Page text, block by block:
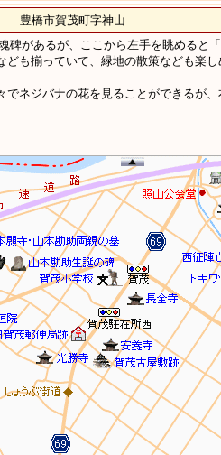
橋市賀茂町字神山
碑があるが、ここから左手を眺める
ども揃っていて、緑地の散策なども楽
でネジバナの花を見ることができるが